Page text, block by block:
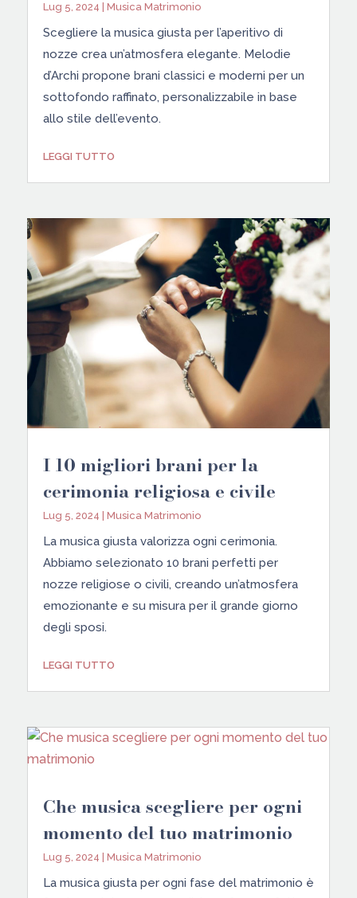
Lug 5, 2024 Musica Matrimonio
Scegliere la musica giusta per l’aperitivo di
nozze crea un’atmosfera elegante. Melodie
d’Archi propone brani classici e moderni per un
sottofondo raffinato, personalizzabile in base
allo stile dell’evento.
LEGGI TUTTO
I 10 migliori brani per la
cerimonia religiosa e civile
Lug 5, 2024 Musica Matrimonio
La musica giusta valorizza ogni cerimonia.
Abbiamo selezionato 10 brani perfetti per
nozze religiose o civili, creando un’atmosfera
emozionante e su misura per il grande giorno
degli sposi.
LEGGI TUTTO
Che musica scegliere per ogni
momento del tuo matrimonio
Lug 5, 2024 | Musica Matrimonio
La musica giusta per ogni fase del matrimonio è